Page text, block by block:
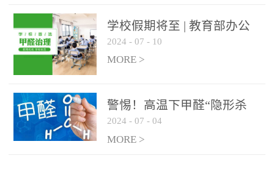
学校假期将至 | 教育部办公
厅关于加强学校新建校舍室
内空气质量管理通知
2024 - 07 - 10
MORE >
警惕！高温下甲醛“隐形杀
手”来袭，你的家安全吗？
2024 - 07 - 04
MORE >